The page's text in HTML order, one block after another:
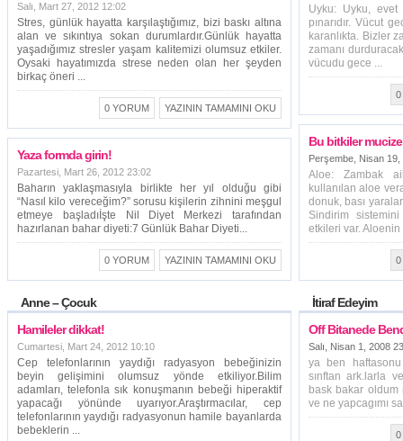
Salı, Mart 27, 2012 12:02
Stres, günlük hayatta karşılaştığımız, bizi baskı altına
alan ve sıkıntıya sokan durumlardır.Günlük hayatta
yaşadığımız stresler yaşam kalitemizi olumsuz etkiler.
Oysaki hayatımızda strese neden olan her şeyden
birkaç öneri ...
YAZININ TAMAMINI OKU
0 YORUM
Yaza formda girin!
Pazartesi, Mart 26, 2012 23:02
Baharın yaklaşmasıyla birlikte her yıl olduğu gibi
“Nasıl kilo vereceğim?” sorusu kişilerin zihnini meşgul
etmeye başladıİşte Nil Diyet Merkezi tarafından
hazırlanan bahar diyeti:7 Günlük Bahar Diyeti...
YAZININ TAMAMINI OKU
0 YORUM
Anne – Çocuk
Hamileler dikkat!
Cumartesi, Mart 24, 2012 10:10
Cep telefonlarının yaydığı radyasyon bebeğinizin
beyin gelişimini olumsuz yönde etkiliyor.Bilim
adamları, telefonla sık konuşmanın bebeği hiperaktif
yapacağı yönünde uyarıyor.Araştırmacılar, cep
telefonlarının yaydığı radyasyonun hamile bayanlarda
bebeklerin ...
Uyku: Uyku,
pınarıdır. Vücut
karanlıkta. Bizler
zamanı
vücudu gece ...
0
Bu bitkiler mucize
Perşembe, Nisan 19,
Aloe: Zambak
kullanılan aloe
donuk, bası
Sindirim
etkileri var. Aloenin
0
İtiraf Edeyim
Off Bitanede
Salı, Nisan 1, 2008
ya ben
sınftan ark.larla
bask bakar
ve ne yapcagımı
0